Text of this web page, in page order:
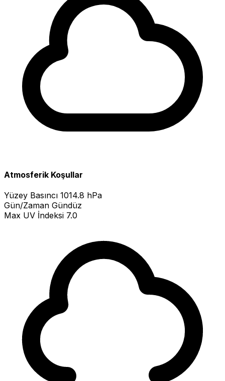
Atmosferik Koşullar
Yüzey Basıncı 1014.8 hPa
Gün/Zaman Gündüz
Max UV İndeksi 7.0